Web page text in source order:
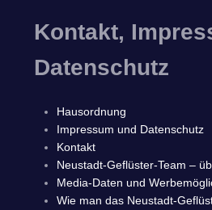
Kontakt,
Datenschutz
Hausordnung
Impressum und Datenschutz
Kontakt
Neustadt-Geflüster-Team –
Media-Daten und
Wie man das Neustadt-